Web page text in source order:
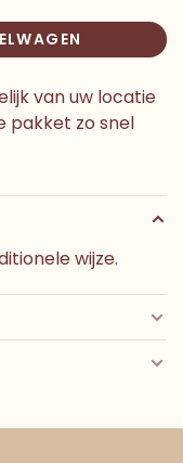
van uw locatie
pakket zo snel
wijze.